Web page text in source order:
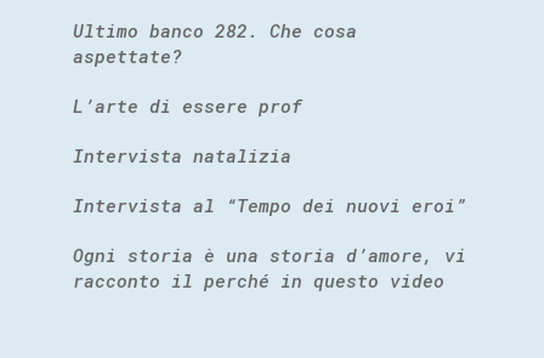
Ultimo banco 282. Che cosa
aspettate?
L’arte di essere prof
Intervista natalizia
Intervista al “Tempo dei nuovi eroi”
Ogni storia è una storia d’amore, vi
racconto il perché in questo video